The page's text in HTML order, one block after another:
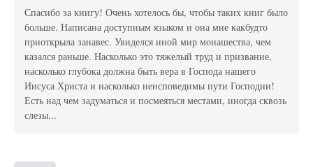
Спасибо за книгу! Очень хотелось бы, чтобы таких книг было
больше. Написана доступным языком и она мне какбудто
приоткрыла занавес. Увиделся иной мир монашества, чем
казался раньше. Насколько это тяжелый труд и призвание,
насколько глубока должна быть вера в Господа нашего
Иисуса Христа и насколько неисповедимы пути Господни!
Есть над чем задуматься и посмеяться местами, иногда сквозь
слезы...